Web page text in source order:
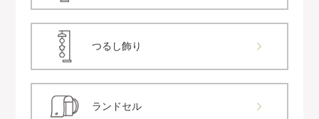
つるし飾り
ランドセル